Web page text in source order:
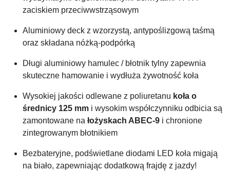
zaciskiem przeciwwstrząsowym
Aluminiowy deck z wzorzystą, antypoślizgową taśmą
oraz składana nóżką-podpórką
Długi aluminiowy hamulec / błotnik tylny zapewnia
skuteczne hamowanie i wydłuża żywotność koła
Wysokiej jakości odlewane z poliuretanu koła o
średnicy 125 mm i wysokim współczynniku odbicia są
zamontowane na łożyskach ABEC-9 i chronione
zintegrowanym błotnikiem
Bezbateryjne, podświetlane diodami LED koła migają
na biało, zapewniając dodatkową frajdę z jazdy!